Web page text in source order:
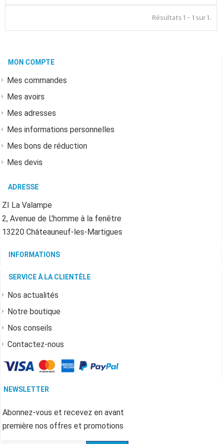
Résultats 1 - 1 sur 1.
MON COMPTE
Mes commandes
Mes avoirs
Mes adresses
Mes informations personnelles
Mes bons de réduction
Mes devis
ADRESSE
ZI La Valampe
2, Avenue de L'homme à la fenêtre
13220 Châteauneuf-les-Martigues
INFORMATIONS
SERVICE À LA CLIENTÈLE
Nos actualités
Notre boutique
Nos conseils
Contactez-nous
NEWSLETTER
Abonnez-vous et recevez en avant
première nos offres et promotions